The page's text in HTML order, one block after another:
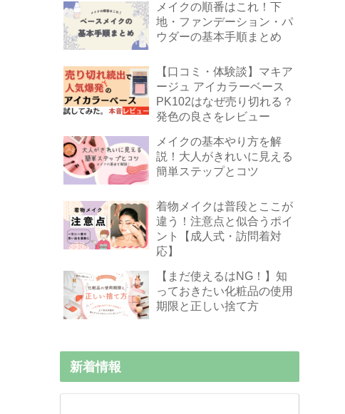
メイクの順番はこれ！下
地・ファンデーション・パ
ウダーの基本手順まとめ
【口コミ・体験談】マキア
ージュ アイカラーベース
PK102はなぜ売り切れる？
発色の良さをレビュー
メイクの基本やり方を解
説！大人がきれいに見える
簡単ステップとコツ
着物メイクは普段とここが
違う！注意点と似合うポイ
ント【成人式・訪問着対
応】
【まだ使えるはNG！】知
っておきたい化粧品の使用
期限と正しい捨て方
新着情報